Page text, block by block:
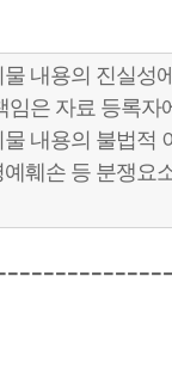
내용의 진실성
임은 자료 등록자
내용의 불법적
훼손 등 분쟁요